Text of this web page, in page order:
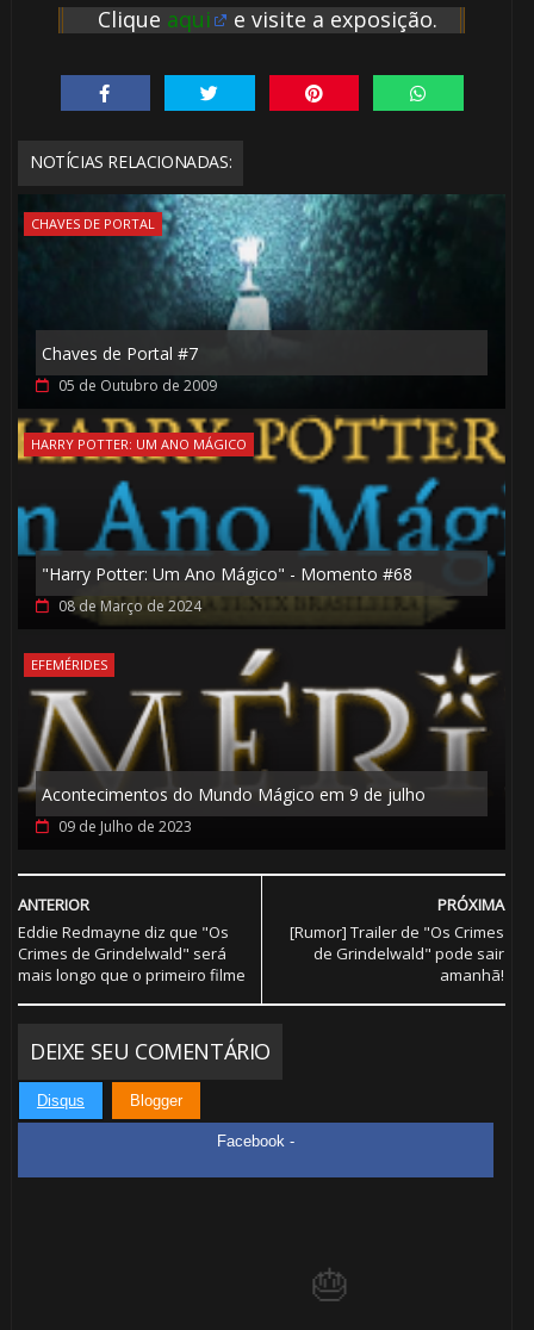
Clique aqui e visite a exposição.
NOTÍCIAS RELACIONADAS:
CHAVES DE PORTAL
Chaves de Portal #7
05 de Outubro de 2009
HARRY POTTER: UM ANO MÁGICO
"Harry Potter: Um Ano Mágico" - Momento #68
08 de Março de 2024
EFEMÉRIDES
Acontecimentos do Mundo Mágico em 9 de julho
09 de Julho de 2023
PRÓXIMA
[Rumor] Trailer de "Os Crimes
de Grindelwald" pode sair
amanhã!
ANTERIOR
Eddie Redmayne diz que "Os
Crimes de Grindelwald" será
mais longo que o primeiro filme
DEIXE SEU COMENTÁRIO
Disqus Blogger
Facebook -
⚡
🎈
⚡
🎈